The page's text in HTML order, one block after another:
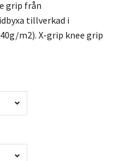
grip från
tillverkad i
m2). X-grip knee grip